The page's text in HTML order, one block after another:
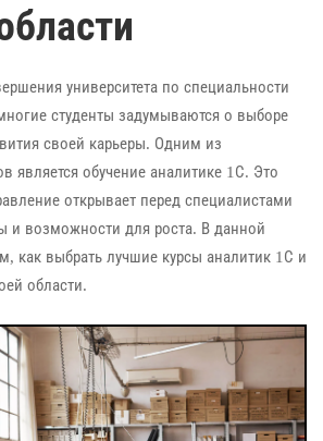
университета по специальности
студенты задумываются о выборе
своей карьеры. Одним из
является обучение аналитике 1С. Это
открывает перед специалистами
и возможности для роста. В данной
как выбрать лучшие курсы аналитик 1С и
области.